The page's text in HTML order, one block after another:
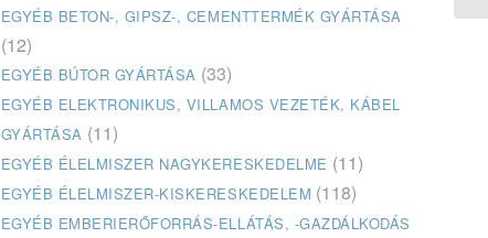
EGYÉB BETON-, GIPSZ-, CEMENTTERMÉK GYÁRTÁSA
(12)
EGYÉB BÚTOR GYÁRTÁSA (33)
EGYÉB ELEKTRONIKUS, VILLAMOS VEZETÉK, KÁBEL
GYÁRTÁSA (11)
EGYÉB ÉLELMISZER NAGYKERESKEDELME (11)
EGYÉB ÉLELMISZER-KISKERESKEDELEM (118)
EGYÉB EMBERIERŐFORRÁS-ELLÁTÁS, -GAZDÁLKODÁS